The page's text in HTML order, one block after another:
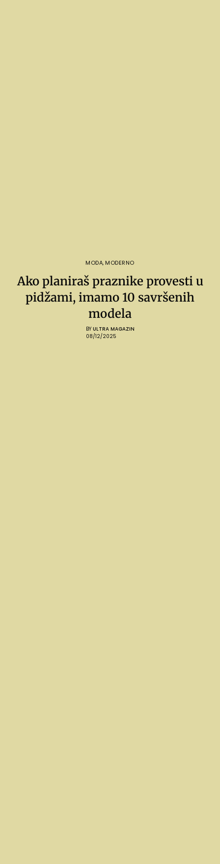
MODA, MODERNO
Ako planiraš praznike provesti u
pidžami, imamo 10 savršenih
modela
BY ULTRA MAGAZIN
08/12/2025